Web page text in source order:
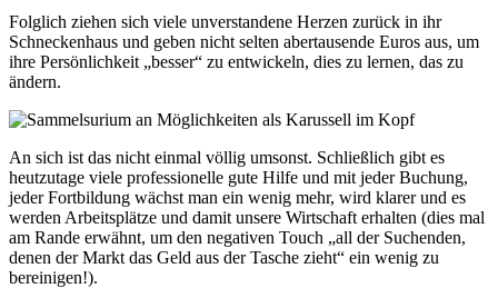
Folglich ziehen sich viele unverstandene Herzen zurück in ihr
Schneckenhaus und geben nicht selten abertausende Euros aus, um
ihre Persönlichkeit „besser“ zu entwickeln, dies zu lernen, das zu
ändern.
An sich ist das nicht einmal völlig umsonst. Schließlich gibt es
heutzutage viele professionelle gute Hilfe und mit jeder Buchung,
jeder Fortbildung wächst man ein wenig mehr, wird klarer und es
werden Arbeitsplätze und damit unsere Wirtschaft erhalten (dies mal
am Rande erwähnt, um den negativen Touch „all der Suchenden,
denen der Markt das Geld aus der Tasche zieht“ ein wenig zu
bereinigen!).